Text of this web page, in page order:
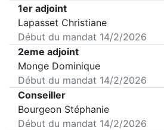
1er adjoint
Lapasset Christiane
Début du mandat 14/2/2026
2eme adjoint
Monge Dominique
Début du mandat 14/2/2026
Conseiller
Bourgeon Stéphanie
Début du mandat 14/2/2026